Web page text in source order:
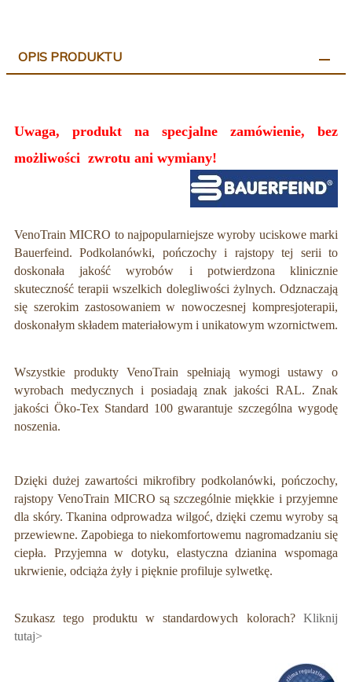
OPIS PRODUKTU
Uwaga, produkt na specjalne zamówienie, bez
możliwości zwrotu ani wymiany!
VenoTrain MICRO to najpopularniejsze wyroby uciskowe marki
Bauerfeind. Podkolanówki, pończochy i rajstopy tej serii to
doskonała jakość wyrobów i potwierdzona klinicznie
skuteczność terapii wszelkich dolegliwości żylnych. Odznaczają
się szerokim zastosowaniem w nowoczesnej kompresjoterapii,
doskonałym składem materiałowym i unikatowym wzornictwem.
Wszystkie produkty VenoTrain spełniają wymogi ustawy o
wyrobach medycznych i posiadają znak jakości RAL. Znak
jakości Öko-Tex Standard 100 gwarantuje szczególna wygodę
noszenia.
Dzięki dużej zawartości mikrofibry podkolanówki, pończochy,
rajstopy VenoTrain MICRO są szczególnie miękkie i przyjemne
dla skóry. Tkanina odprowadza wilgoć, dzięki czemu wyroby są
przewiewne. Zapobiega to niekomfortowemu nagromadzaniu się
ciepła. Przyjemna w dotyku, elastyczna dzianina wspomaga
ukrwienie, odciąża żyły i pięknie profiluje sylwetkę.
Szukasz tego produktu w standardowych kolorach? Kliknij
tutaj>